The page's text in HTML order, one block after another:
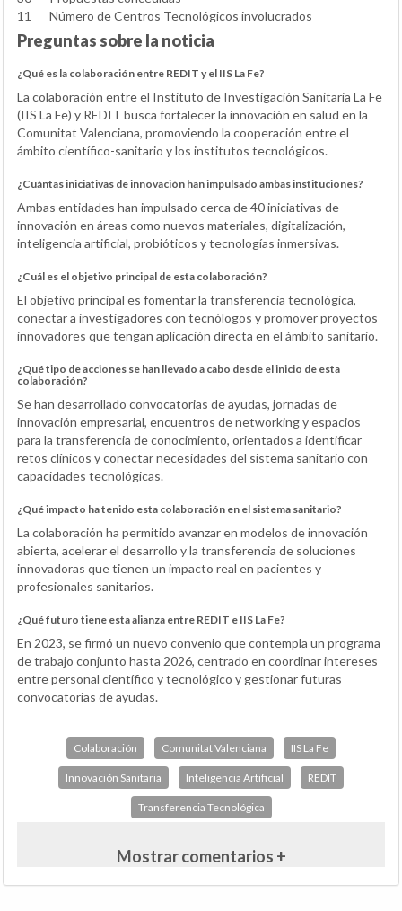
11
Número de Centros Tecnológicos involucrados
Preguntas sobre la noticia
¿Qué es la colaboración entre REDIT y el IIS La Fe?
La colaboración entre el Instituto de Investigación Sanitaria La Fe
(IIS La Fe) y REDIT busca fortalecer la innovación en salud en la
Comunitat Valenciana, promoviendo la cooperación entre el
ámbito científico-sanitario y los institutos tecnológicos.
¿Cuántas iniciativas de innovación han impulsado ambas instituciones?
Ambas entidades han impulsado cerca de 40 iniciativas de
innovación en áreas como nuevos materiales, digitalización,
inteligencia artificial, probióticos y tecnologías inmersivas.
¿Cuál es el objetivo principal de esta colaboración?
El objetivo principal es fomentar la transferencia tecnológica,
conectar a investigadores con tecnólogos y promover proyectos
innovadores que tengan aplicación directa en el ámbito sanitario.
¿Qué tipo de acciones se han llevado a cabo desde el inicio de esta
colaboración?
Se han desarrollado convocatorias de ayudas, jornadas de
innovación empresarial, encuentros de networking y espacios
para la transferencia de conocimiento, orientados a identificar
retos clínicos y conectar necesidades del sistema sanitario con
capacidades tecnológicas.
¿Qué impacto ha tenido esta colaboración en el sistema sanitario?
La colaboración ha permitido avanzar en modelos de innovación
abierta, acelerar el desarrollo y la transferencia de soluciones
innovadoras que tienen un impacto real en pacientes y
profesionales sanitarios.
¿Qué futuro tiene esta alianza entre REDIT e IIS La Fe?
En 2023, se firmó un nuevo convenio que contempla un programa
de trabajo conjunto hasta 2026, centrado en coordinar intereses
entre personal científico y tecnológico y gestionar futuras
convocatorias de ayudas.
Colaboración Comunitat Valenciana IIS La Fe
Innovación Sanitaria Inteligencia Artificial REDIT
Transferencia Tecnológica
Mostrar comentarios +